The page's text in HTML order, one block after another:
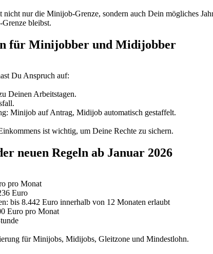
nur die Minijob-Grenze, sondern auch Dein mögliches
bleibst.
für Minijobber und Midijobber
Du Anspruch auf:
Deinen Arbeitstagen.
Minijob auf Antrag, Midijob automatisch gestaffelt.
ist wichtig, um Deine Rechte zu sichern.
neuen Regeln ab Januar 2026
pro Monat
Euro
bis 8.442 Euro innerhalb von 12 Monaten erlaubt
Euro pro Monat
für Minijobs, Midijobs, Gleitzone und Mindestlohn.